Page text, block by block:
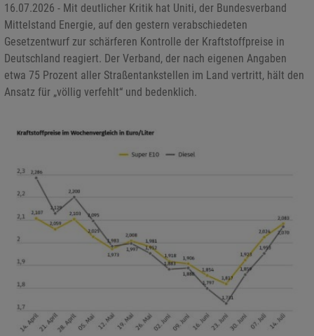
16.07.2026 - Mit deutlicher Kritik hat Uniti, der Bundesverband
Mittelstand Energie, auf den gestern verabschiedeten
Gesetzentwurf zur schärferen Kontrolle der Kraftstoffpreise in
Deutschland reagiert. Der Verband, der nach eigenen Angaben
etwa 75 Prozent aller Straßentankstellen im Land vertritt, hält den
Ansatz für „völlig verfehlt“ und bedenklich.